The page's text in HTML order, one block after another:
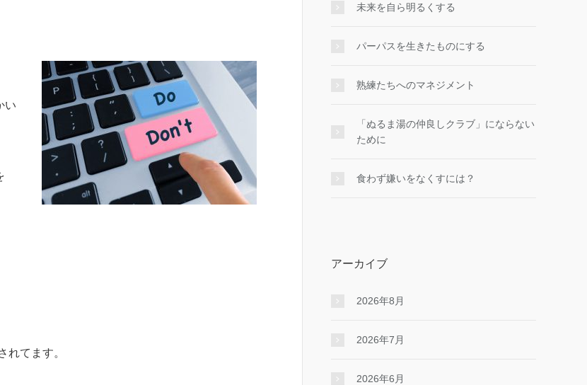
い
れてます。
未来を自ら明るくする
パーパスを生きたものにする
熟練たちへのマネジメント
「ぬるま湯の仲良しクラブ」にならない
ために
食わず嫌いをなくすには？
アーカイブ
2026年8月
2026年7月
2026年6月